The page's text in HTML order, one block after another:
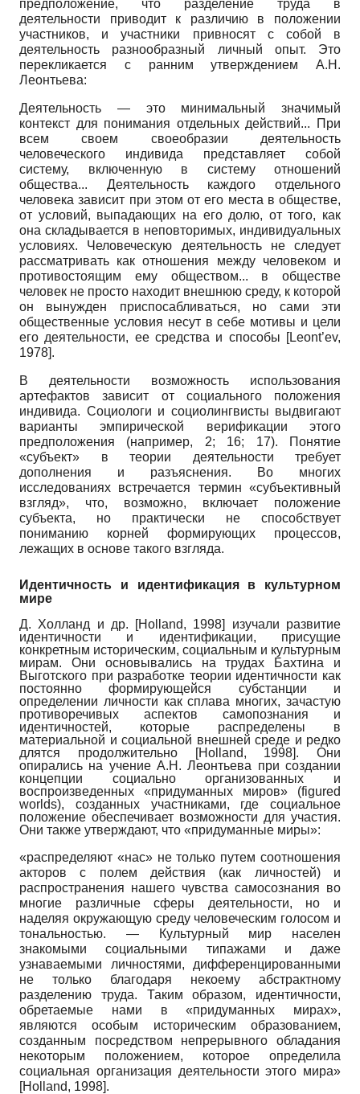
предположение, что разделение труда в
деятельности приводит к различию в положении
участников, и участники привносят с собой в
деятельность разнообразный личный опыт. Это
перекликается с ранним утверждением А.Н.
Леонтьева:
Деятельность — это минимальный значимый
контекст для понимания отдельных действий...
При
всем своем своеобразии деятельность
человеческого индивида представляет собой
систему, включенную в систему отношений
общества... Деятельность каждого отдельного
человека зависит при этом от его места в обществе,
от условий, выпадающих на его долю, от того, как
она складывается в неповторимых, индивидуальных
условиях. Человеческую деятельность не следует
рассматривать как отношения между человеком и
противостоящим ему обществом... в обществе
человек не просто находит внешнюю среду, к которой
он вынужден приспосабливаться, но сами эти
общественные условия несут в себе мотивы и цели
его деятельности, ее средства и способы [Leont’ev,
1978].
В деятельности возможность использования
артефактов зависит от социального положения
индивида. Социологи и социолингвисты выдвигают
варианты эмпирической верификации этого
предположения (например, 2; 16; 17).
Понятие
«субъект» в теории деятельности требует
дополнения и разъяснения. Во многих
исследованиях встречается термин «субъективный
взгляд», что, возможно, включает положение
субъекта, но практически не способствует
пониманию корней формирующих процессов,
лежащих в основе такого взгляда.
Идентичность и идентификация в культурном
мире
Д. Холланд и др.
[Holland, 1998]
изучали развитие
идентичности и идентификации, присущие
конкретным историческим, социальным и культурным
мирам. Они основывались на трудах Бахтина и
Выготского при разработке теории идентичности как
постоянно формирующейся субстанции и
определении личности как сплава многих, зачастую
противоречивых аспектов самопознания и
идентичностей, которые распределены в
материальной и социальной внешней среде и редко
длятся продолжительно
[Holland, 1998]. Они
опирались на учение А.Н. Леонтьева при создании
концепции социально организованных и
воспроизведенных «придуманных миров» (figured
worlds), созданных участниками, где социальное
положение обеспечивает возможности для участия.
Они также утверждают, что «придуманные миры»:
«распределяют «нас» не только путем соотношения
акторов с полем действия (как личностей) и
распространения нашего чувства самосознания во
многие различные сферы деятельности, но и
наделяя окружающую среду человеческим голосом и
тональностью. —
Культурный мир населен
знакомыми социальными типажами и даже
узнаваемыми личностями, дифференцированными
не только благодаря некоему абстрактному
разделению труда. Таким образом, идентичности,
обретаемые нами в «придуманных мирах»,
являются особым историческим образованием,
созданным посредством непрерывного обладания
некоторым положением, которое определила
социальная организация деятельности этого мира»
[Holland, 1998].